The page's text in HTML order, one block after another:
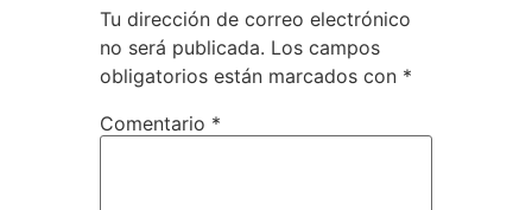
Tu dirección de correo electrónico
no será publicada. Los campos
obligatorios están marcados con *
Comentario *